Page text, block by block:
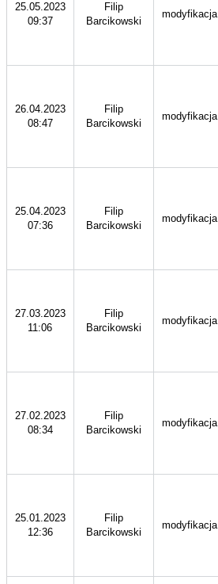
25.05.2023
09:37
Filip
Barcikowski
modyfikacja
26.04.2023
08:47
Filip
Barcikowski
modyfikacja
25.04.2023
07:36
Filip
Barcikowski
modyfikacja
27.03.2023
11:06
Filip
Barcikowski
modyfikacja
27.02.2023
08:34
Filip
Barcikowski
modyfikacja
25.01.2023
12:36
Filip
Barcikowski
modyfikacja